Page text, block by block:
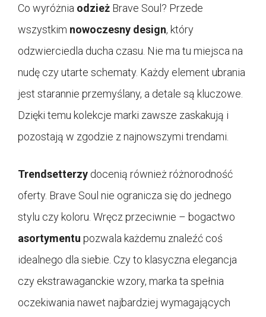
Co wyróżnia odzież Brave Soul? Przede
wszystkim nowoczesny design, który
odzwierciedla ducha czasu. Nie ma tu miejsca na
nudę czy utarte schematy. Każdy element ubrania
jest starannie przemyślany, a detale są kluczowe.
Dzięki temu kolekcje marki zawsze zaskakują i
pozostają w zgodzie z najnowszymi trendami.
Trendsetterzy docenią również różnorodność
oferty. Brave Soul nie ogranicza się do jednego
stylu czy koloru. Wręcz przeciwnie – bogactwo
asortymentu pozwala każdemu znaleźć coś
idealnego dla siebie. Czy to klasyczna elegancja
czy ekstrawaganckie wzory, marka ta spełnia
oczekiwania nawet najbardziej wymagających